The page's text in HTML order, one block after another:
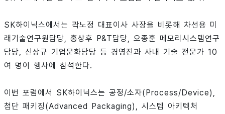
SK하이닉스에서는 곽노정 대표이사 사장을 비롯해 차선용 미
래기술연구원담당, 홍상후 P&T담당, 오종훈 메모리시스템연구
담당, 신상규 기업문화담당 등 경영진과 사내 기술 전문가 10
여 명이 행사에 참석한다.
이번 포럼에서 SK하이닉스는 공정/소자(Process/Device),
첨단 패키징(Advanced Packaging), 시스템 아키텍처